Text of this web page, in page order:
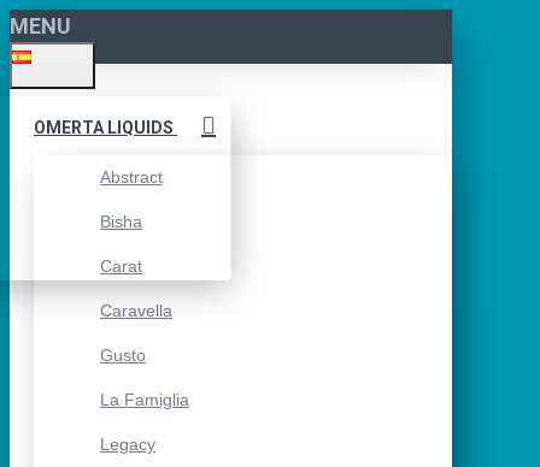
MENU
OMERTA LIQUIDS
Abstract
Bisha
Carat
Caravella
Gusto
La Famiglia
Legacy